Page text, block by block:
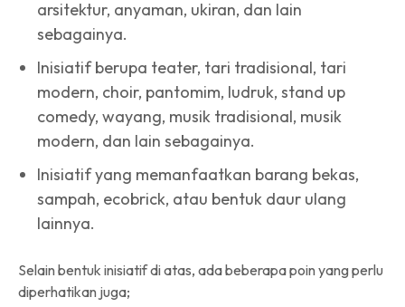
arsitektur, anyaman, ukiran, dan lain
sebagainya.
Inisiatif berupa teater, tari tradisional, tari
modern, choir, pantomim, ludruk, stand up
comedy, wayang, musik tradisional, musik
modern, dan lain sebagainya.
Inisiatif yang memanfaatkan barang bekas,
sampah, ecobrick, atau bentuk daur ulang
lainnya.
Selain bentuk inisiatif di atas, ada beberapa poin yang perlu
diperhatikan juga;